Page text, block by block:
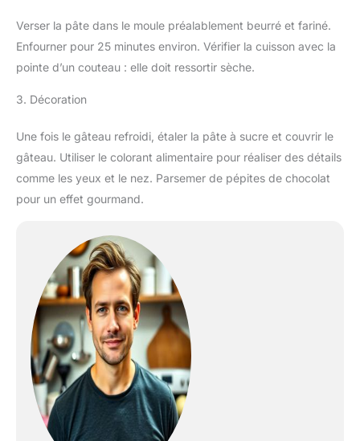
Verser la pâte dans le moule préalablement beurré et fariné.
Enfourner pour 25 minutes environ. Vérifier la cuisson avec la
pointe d’un couteau : elle doit ressortir sèche.
3. Décoration
Une fois le gâteau refroidi, étaler la pâte à sucre et couvrir le
gâteau. Utiliser le colorant alimentaire pour réaliser des détails
comme les yeux et le nez. Parsemer de pépites de chocolat
pour un effet gourmand.